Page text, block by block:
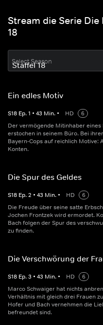
Stream die Serie
18
Select Season
Ein edles Motiv
S18 Ep.1 • 43 Min. • HD
6
Der vermögende Mitinhaber
erstochen in seinem Büro. Bei
Bayern-Cops auf reichlich Motive:
Konten.
Die Spur des Geldes
S18 Ep.2 • 43 Min. • HD
6
Die Freude über seine satte
Jochen Frontzek wird ermordet.
Bach folgen der Spur des
zu finden.
Die Verschwörung der
S18 Ep.3 • 43 Min. • HD
6
Marco Schwaiger hat nichts
Verhältnis mit gleich drei Frauen
Hofer und Bach vernehmen die
befreundet sind.